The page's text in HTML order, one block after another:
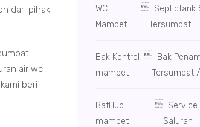
dari pihak
air wc
beri
WC
Mampet
 Septictank
Tersumbat
Bak Kontrol
mampet
 Bak
Tersumbat
BatHub
mampet
 Service
Saluran